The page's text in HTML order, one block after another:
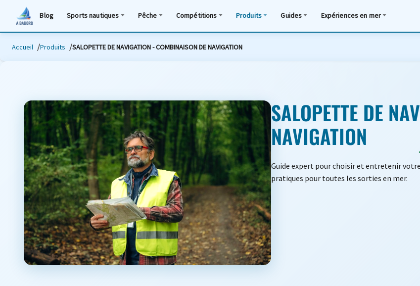
Blog Sports nautiques Pêche Compétitions Produits Guides Expériences en mer
Accueil Produits SALOPETTE DE NAVIGATION - COMBINAISON DE NAVIGATION
SALOPETTE DE
NAVIGATION
Guide expert pour choisir et entretenir
pratiques pour toutes les sorties en mer.